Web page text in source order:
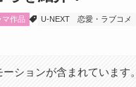
マ作品 U-NEXT 恋愛・ラブコメ
ションが含まれています。